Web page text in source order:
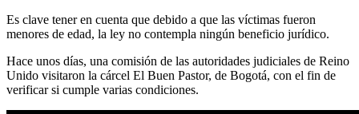
Es clave tener en cuenta que debido a que las víctimas fueron
menores de edad, la ley no contempla ningún beneficio jurídico.
Hace unos días, una comisión de las autoridades judiciales de Reino
Unido visitaron la cárcel El Buen Pastor, de Bogotá, con el fin de
verificar si cumple varias condiciones.